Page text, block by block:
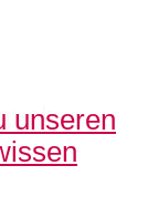
unseren